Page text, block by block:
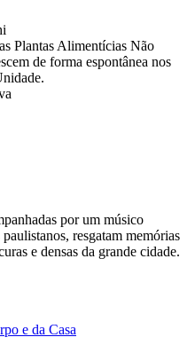
Plantas Alimentícias Não
de forma espontânea nos
por um músico
resgatam memórias
e densas da grande cidade.
e da Casa